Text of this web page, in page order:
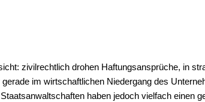
zivilrechtlich drohen Haftungsansprüche, in
im wirtschaftlichen Niedergang des
haben jedoch vielfach einen